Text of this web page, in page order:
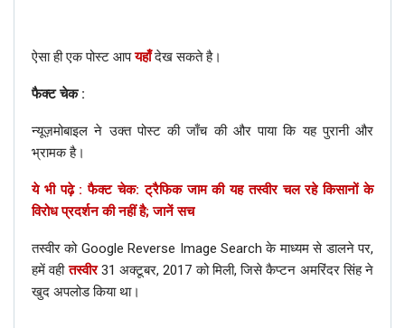
ऐसा ही एक पोस्ट आपयहाँदेख सकते है।
फैक्ट चेक :
न्यूज़मोबाइल ने उक्त पोस्ट की जाँच की और पाया कि यह पुरानी और
भ्रामक है।
ये भी पढ़े : फैक्ट चेक: ट्रैफिक जाम की यह तस्वीर चल रहे किसानों के
विरोध प्रदर्शन की नहीं है; जानें सच
तस्वीर को Google Reverse Image Search के माध्यम से डालने पर,
हमें वहीतस्वीर31 अक्टूबर, 2017 को मिली, जिसे कैप्टन अमरिंदर सिंह ने
खुद अपलोड किया था।